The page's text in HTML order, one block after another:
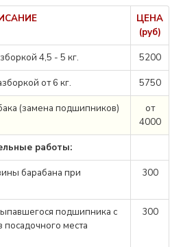
ЦЕНА
(руб)
4,5 - 5 кг. 5200
от 6 кг. 5750
(замена подшипников)
от
4000
работы:
барабана при
300
подшипника с
посадочного места
300